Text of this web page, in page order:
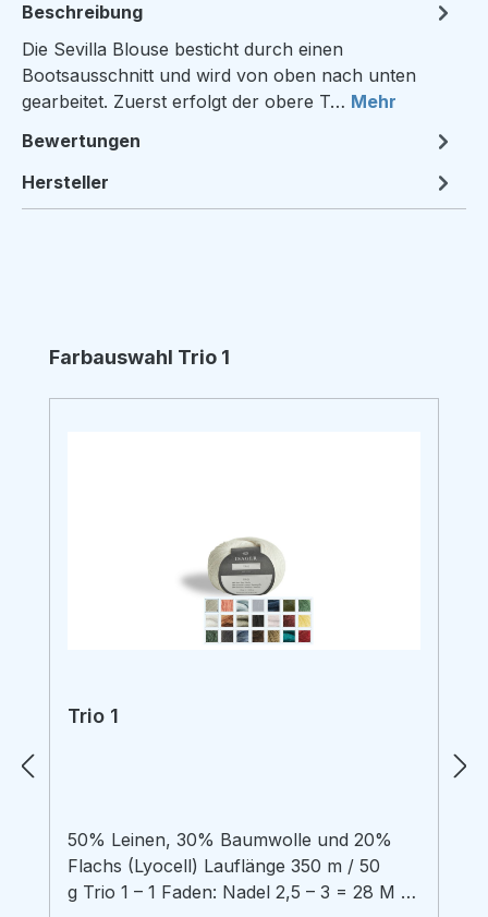
Beschreibung
Die Sevilla Blouse besticht durch einen
Bootsausschnitt und wird von oben nach unten
gearbeitet. Zuerst erfolgt der obere T… Mehr
Bewertungen
Hersteller
Produktgalerie überspringen
Farbauswahl Trio 1
Trio 1
50% Leinen, 30% Baumwolle und 20%
Flachs (Lyocell) Lauflänge 350 m / 50
g Trio 1 – 1 Faden: Nadel 2,5 – 3 = 28 M /